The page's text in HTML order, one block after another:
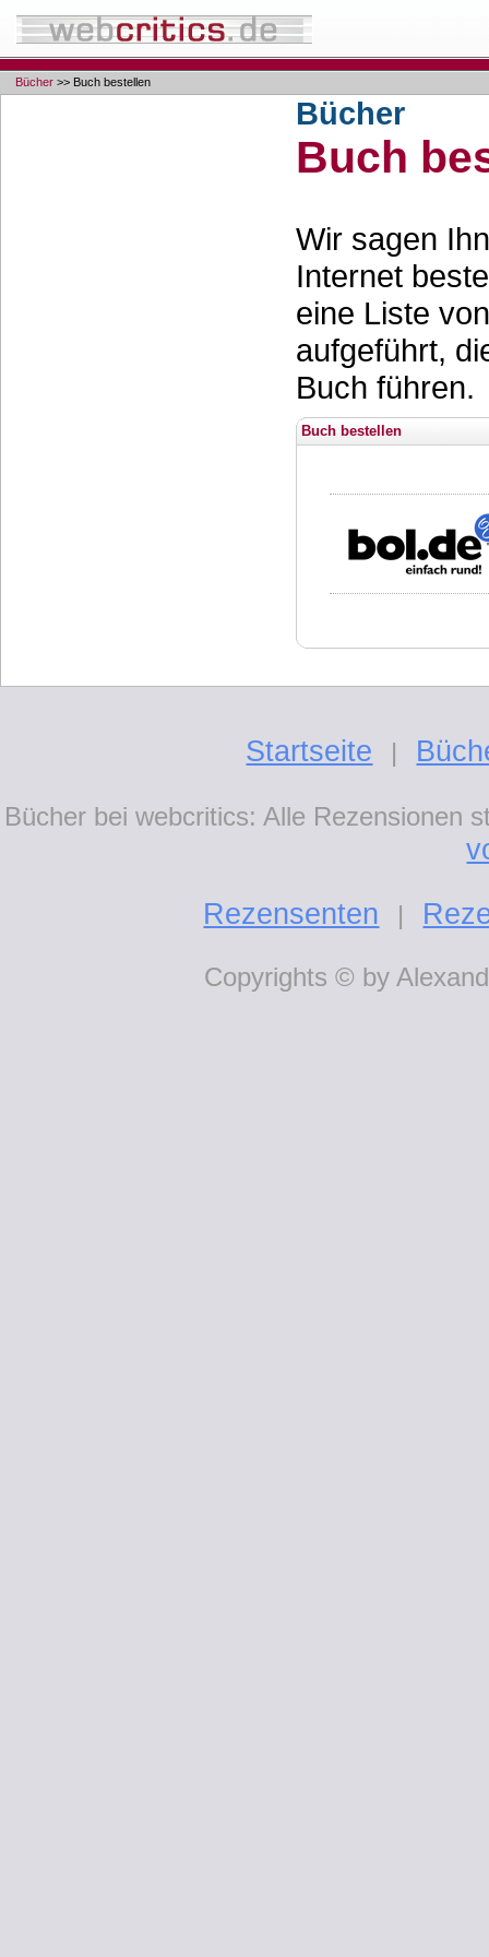
Bücher >> Buch bestellen
Bücher
Buch
Wir sagen
Internet
eine Liste
aufgeführt,
Buch führen.
Buch bestellen
Startseite |
Bücher bei webcritics: Alle Rezensionen
Rezensenten
|
Copyrights © by